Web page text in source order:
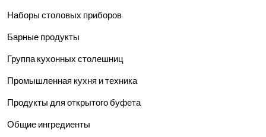
Наборы столовых приборов
Барные продукты
Группа кухонных столешниц
Промышленная кухня и техника
Продукты для открытого буфета
Общие ингредиенты